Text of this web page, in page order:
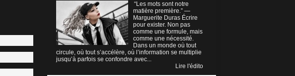
“Les mots sont notre
matière première.” —
Marguerite Duras Écrire
pour exister. Non pas
comme une formule, mais
comme une nécessité.
Dans un monde où tout
circule, où tout s’accélère, où l’information se multiplie
jusqu’à parfois se confondre avec...
Lire l'édito